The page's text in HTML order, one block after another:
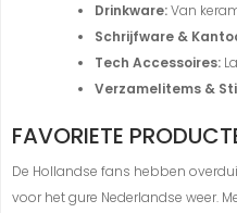
Drinkware:Van
Schrijfware &
Tech Accessoires:
Verzamelitems &
FAVORIETE
De Hollandse fans hebben
voor het gure Nederlandse weer.